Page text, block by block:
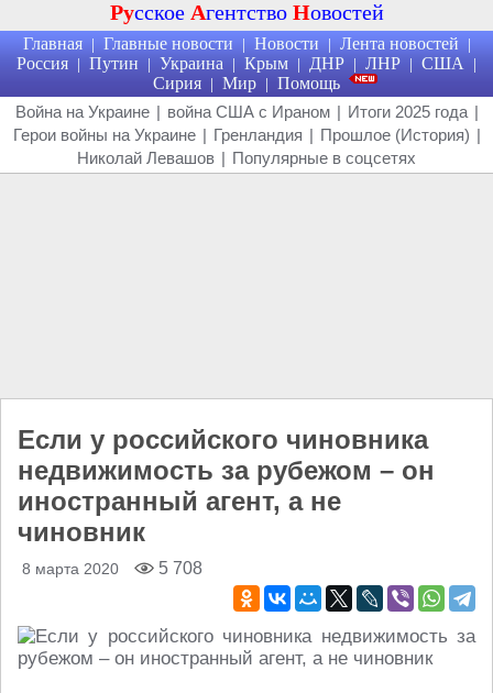
Русское Агентство Новостей
Главная | Главные новости | Новости | Лента новостей |
Россия | Путин | Украина | Крым | ДНР | ЛНР | США |
Сирия | Мир | Помощь
Война на Украине | война США с Ираном | Итоги 2025 года |
Герои войны на Украине | Гренландия | Прошлое (История) |
Николай Левашов | Популярные в соцсетях
Если у российского чиновника
недвижимость за рубежом – он
иностранный агент, а не
чиновник
8 марта 2020 5 708